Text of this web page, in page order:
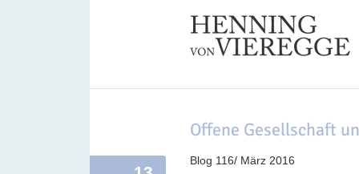
Offene Gesellschaft
Blog 116/ März 2016